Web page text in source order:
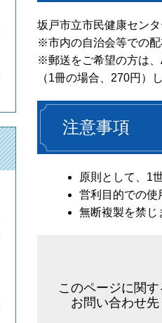
坂戸市立市民健康セン
※市内の自治会等での配
※郵送をご希望の方は
（1冊の場合、270円）
注意事項
原則として、1
営利目的での使
無断複製を禁じ
このページに関す
お問い合わせ先